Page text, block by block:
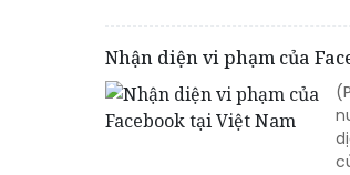
Nhận diện vi phạm của